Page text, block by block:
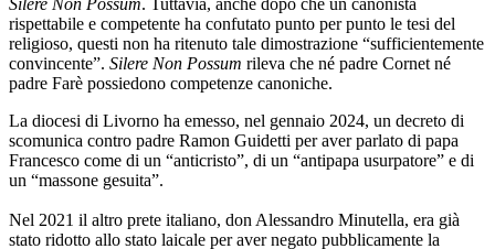
rispettabile e competente ha confutato punto per punto le tesi del
religioso, questi non ha ritenuto tale dimostrazione “sufficientemente
convincente”. Silere Non Possum rileva che né padre Cornet né
padre Farè possiedono competenze canoniche.
La diocesi di Livorno ha emesso, nel gennaio 2024, un decreto di
scomunica contro padre Ramon Guidetti per aver parlato di papa
Francesco come di un “anticristo”, di un “antipapa usurpatore” e di
un “massone gesuita”.
Nel 2021 il altro prete italiano, don Alessandro Minutella, era già
stato ridotto allo stato laicale per aver negato pubblicamente la